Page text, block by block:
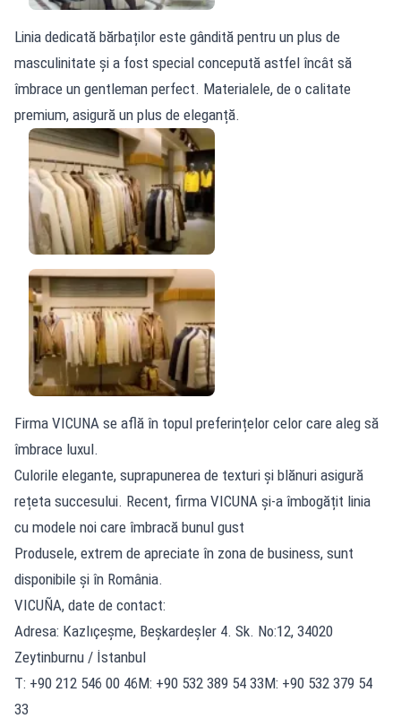
Linia dedicată bărbaților este gândită pentru un plus de
masculinitate și a fost special concepută astfel încât să
îmbrace un gentleman perfect. Materialele, de o calitate
premium, asigură un plus de eleganță.
Firma VICUNA se află în topul preferințelor celor care aleg să
îmbrace luxul.
Culorile elegante, suprapunerea de texturi și blănuri asigură
rețeta succesului. Recent, firma VICUNA și-a îmbogățit linia
cu modele noi care îmbracă bunul gust
Produsele, extrem de apreciate în zona de business, sunt
disponibile și în România.
VICUÑA, date de contact:
Adresa: Kazlıçeşme, Beşkardeşler 4. Sk. No:12, 34020
Zeytinburnu / İstanbul
T: +90 212 546 00 46M: +90 532 389 54 33M: +90 532 379 54
33